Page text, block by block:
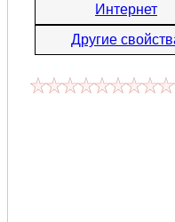
Интернет
Другие